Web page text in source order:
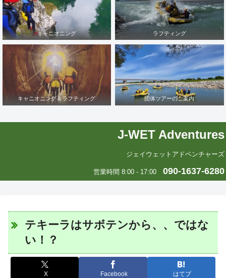
キャニオニング ラフティング
キャニオニング＆ラフティング 団体ツアーのご案内
J-WET Adventures
ジェイウェットアドベンチャーズ
営業時間 8:00 - 17:00 090-1637-6280
テキーラはサボテンから、、ではな
い！？
X Facebook はてブ